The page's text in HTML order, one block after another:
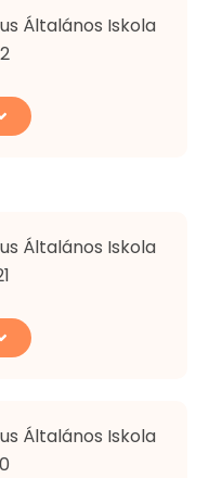
Általános Iskola
Általános Iskola
Általános Iskola